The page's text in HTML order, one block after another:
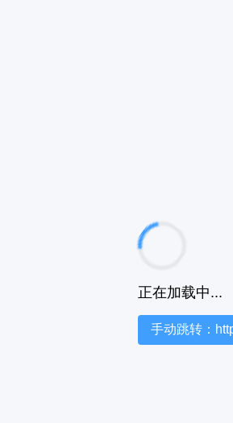
正在加载中...
手动跳转：